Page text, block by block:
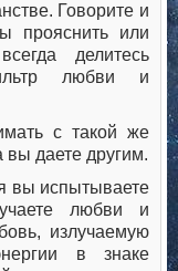
Говорите и
прояснить или
делитесь
любви и
с такой же
вы даете другим.
вы испытываете
любви и
излучаемую
в знаке